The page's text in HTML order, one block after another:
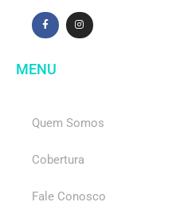
MENU
Quem Somos
Cobertura
Fale Conosco